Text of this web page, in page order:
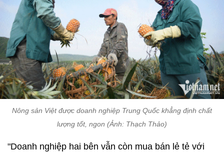
Nông sản Việt được doanh nghiệp Trung Quốc khẳng định chất
lượng tốt, ngon (Ảnh: Thạch Thảo)
"Doanh nghiệp hai bên vẫn còn mua bán lẻ tẻ với